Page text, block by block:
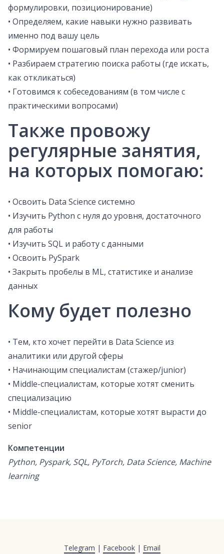
формулировки, позиционирование)
• Определяем, какие навыки нужно развивать
именно под вашу цель
• Формируем пошаговый план перехода или роста
• Разбираем стратегию поиска работы (где искать,
как откликаться)
• Готовимся к собеседованиям (в том числе с
практическими вопросами)
Также провожу
регулярные занятия,
на которых помогаю:
• Освоить Data Science системно
• Изучить Python с нуля до уровня, достаточного
для работы
• Изучить SQL и работу с данными
• Освоить PySpark
• Закрыть пробелы в ML, статистике и анализе
данных
Кому будет полезно
• Тем, кто хочет перейти в Data Science из
аналитики или другой сферы
• Начинающим специалистам (стажер/junior)
• Middle-специалистам, которые хотят сменить
специализацию
• Middle-специалистам, которые хотят вырасти до
senior
Компетенции
Python, Pyspark, SQL, PyTorch, Data Science, Machine
learning
Telegram | Facebook| Email